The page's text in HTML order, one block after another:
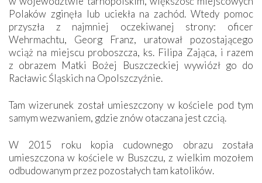
Polaków zginęła lub uciekła na zachód. Wtedy pomoc
przyszła z najmniej oczekiwanej strony: oficer
Wehrmachtu, Georg Franz, uratował pozostającego
wciąż na miejscu proboszcza, ks. Filipa Zająca, i razem
z obrazem Matki Bożej Buszczeckiej wywiózł go do
Racławic Śląskich na Opolszczyźnie.
Tam wizerunek został umieszczony w kościele pod tym
samym wezwaniem, gdzie znów otaczana jest czcią.
W 2015 roku kopia cudownego obrazu została
umieszczona w kościele w Buszczu, z wielkim mozołem
odbudowanym przez pozostałych tam katolików.